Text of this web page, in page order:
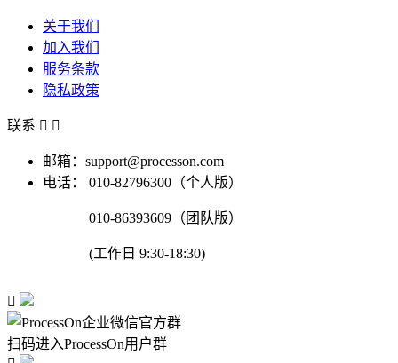
关于我们
加入我们
服务条款
隐私政策
联系  
邮箱：support@processon.com
电话：
010-82796300（个人版）
010-86393609（团队版）
(工作日 9:30-18:30)

扫码进入ProcessOn用户群